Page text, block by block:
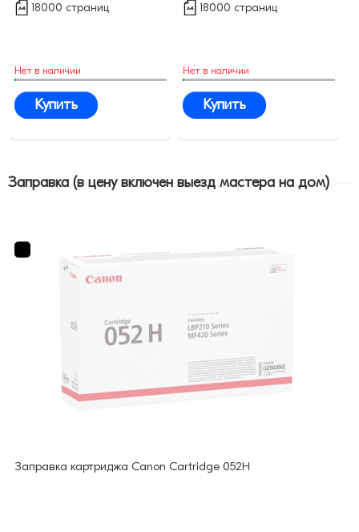
18000 страниц
Нет в наличии
Купить
18000 страниц
Нет в наличии
Купить
Заправка (в цену включен выезд мастера на дом)
Заправка картриджа Canon Cartridge 052H